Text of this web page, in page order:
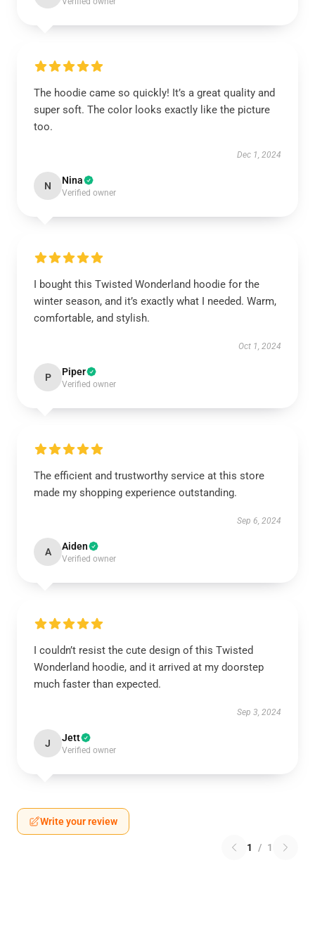
The hoodie came so quickly! It’s a great quality and
super soft. The color looks exactly like the picture
too.
Dec 1, 2024
N Nina
Verified owner
I bought this Twisted Wonderland hoodie for the
winter season, and it’s exactly what I needed. Warm,
comfortable, and stylish.
Oct 1, 2024
P Piper
Verified owner
The efficient and trustworthy service at this store
made my shopping experience outstanding.
Sep 6, 2024
A Aiden
Verified owner
I couldn’t resist the cute design of this Twisted
Wonderland hoodie, and it arrived at my doorstep
much faster than expected.
Sep 3, 2024
J Jett
Verified owner
Write your review
1 / 1